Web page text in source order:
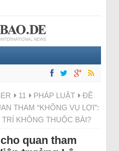
11 PHÁP LUẬT
ĐỀ
THAM “KHÔNG VỤ LỢI”:
KHÔNG THUỘC BÀI?
quan tham